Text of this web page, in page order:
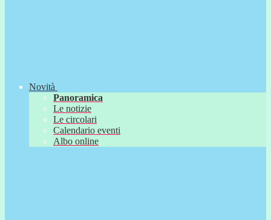
Novità
Panoramica
Le notizie
Le circolari
Calendario eventi
Albo online